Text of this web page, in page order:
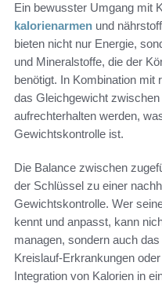
Ein bewusster Umgang mit
kalorienarmen und
bieten nicht nur Energie,
und Mineralstoffe, die der
benötigt. In Kombination mit
das Gleichgewicht
aufrechterhalten werden,
Gewichtskontrolle ist.
Die Balance zwischen
der Schlüssel zu einer
Gewichtskontrolle. Wer
kennt und anpasst, kann
managen, sondern auch
Kreislauf-Erkrankungen
Integration von Kalorien in